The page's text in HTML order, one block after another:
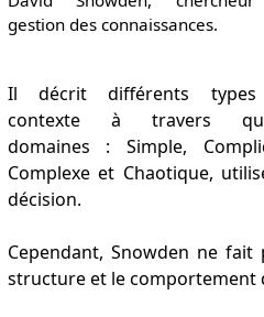
gestion des connaissances.
Il décrit différents
contexte à travers
domaines : Simple,
Complexe et Chaotique,
décision.
Cependant, Snowden ne
structure et le comportement